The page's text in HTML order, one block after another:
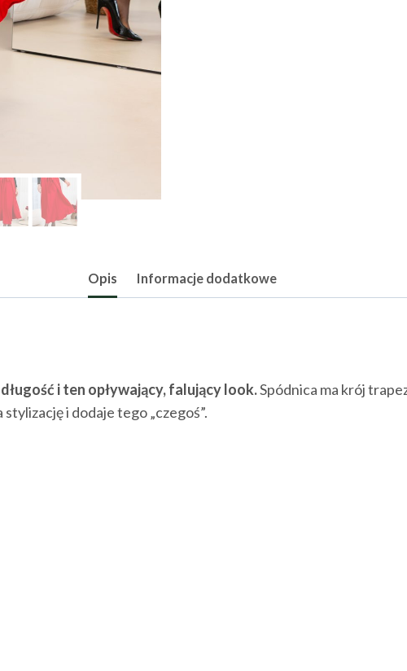
Opis Informacje dodatkowe
i ten opływający, falujący look.Spódnica ma krój
i dodaje tego „czegoś”.